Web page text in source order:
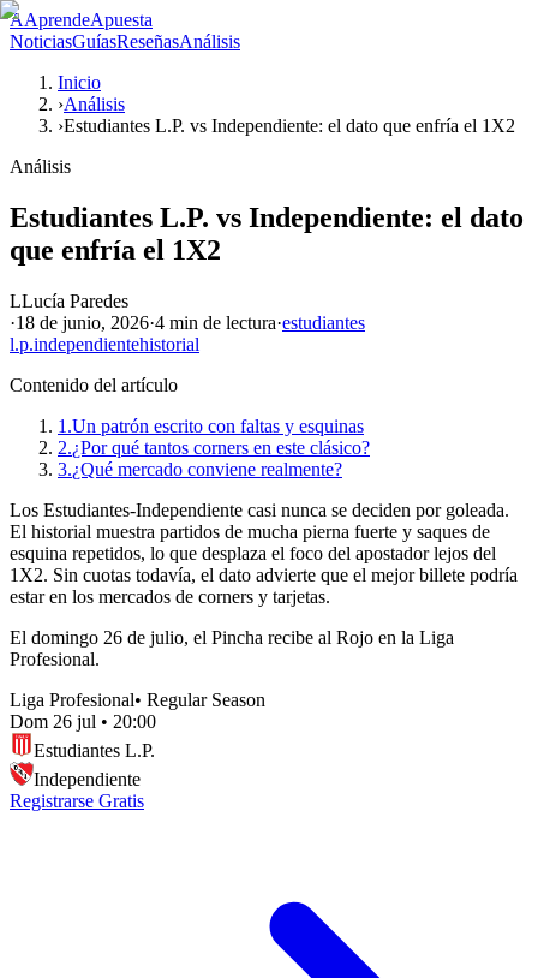
AAprendeApuesta
NoticiasGuíasReseñasAnálisis
Inicio
›Análisis
›Estudiantes L.P. vs Independiente: el dato que enfría el 1X2
Análisis
Estudiantes L.P. vs Independiente: el dato
que enfría el 1X2
LLucía Paredes
·18 de junio, 2026·4 min de lectura·estudiantes
l.p.independientehistorial
Contenido del artículo
1.Un patrón escrito con faltas y esquinas
2.¿Por qué tantos corners en este clásico?
3.¿Qué mercado conviene realmente?
Los Estudiantes-Independiente casi nunca se deciden por goleada.
El historial muestra partidos de mucha pierna fuerte y saques de
esquina repetidos, lo que desplaza el foco del apostador lejos del
1X2. Sin cuotas todavía, el dato advierte que el mejor billete podría
estar en los mercados de corners y tarjetas.
El domingo 26 de julio, el Pincha recibe al Rojo en la Liga
Profesional.
Liga Profesional• Regular Season
Dom 26 jul • 20:00
Estudiantes L.P.
Independiente
Registrarse Gratis